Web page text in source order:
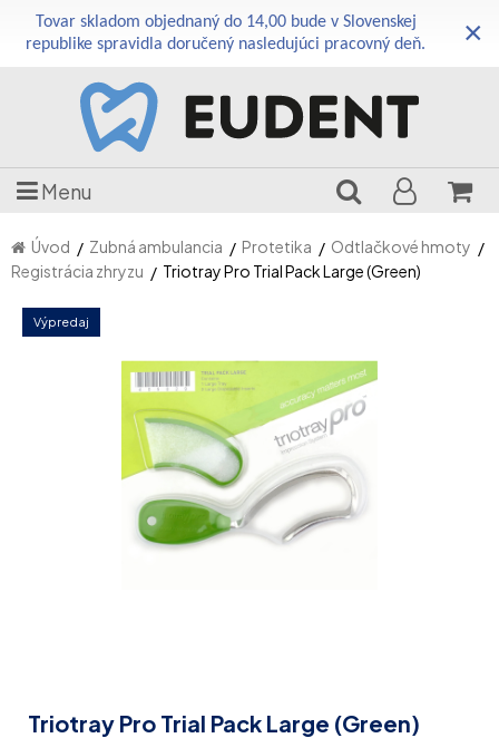
Tovar skladom objednaný do 14,00 bude v Slovenskej
republike spravidla doručený nasledujúci pracovný deň.
×
Menu
Úvod Zubná ambulancia Protetika
Odtlačkové hmoty
Registrácia zhryzu
Triotray Pro Trial Pack Large (Green)
Výpredaj
Triotray Pro Trial Pack Large (Green)